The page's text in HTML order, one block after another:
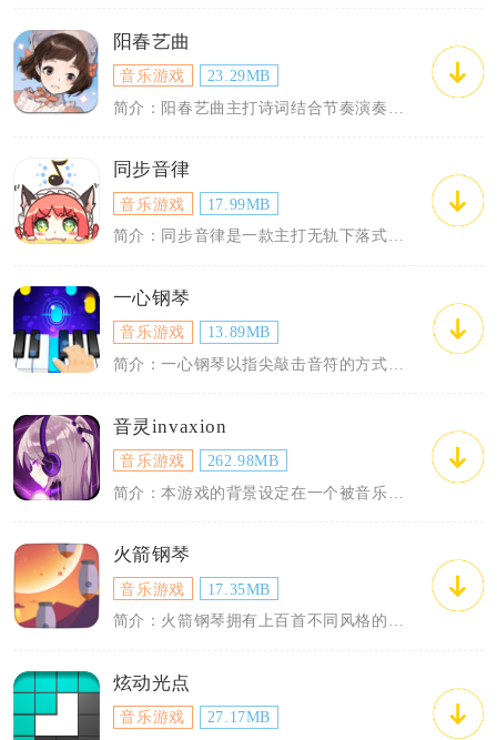
阳春艺曲
音乐游戏
23.29MB
同步音律
音乐游戏
17.99MB
简介：同步音律是一款主打无轨下落式玩法的音乐节奏手机游戏，玩家可在不同风格的动态主...
一心钢琴
音乐游戏
13.89MB
音灵invaxion
音乐游戏
262.98MB
火箭钢琴
音乐游戏
17.35MB
简介：火箭钢琴拥有上百首不同风格的音乐曲目，覆盖了古典、摇滚、电子等多种音乐风格，...
炫动光点
音乐游戏
27.17MB